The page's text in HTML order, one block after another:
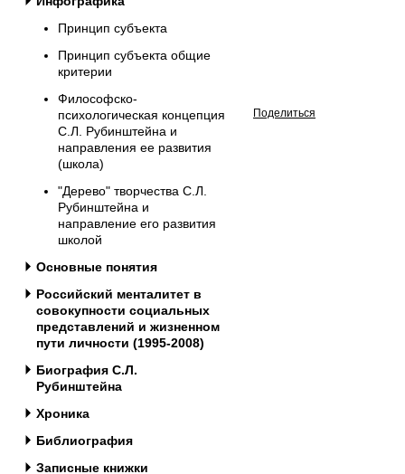
Принцип субъекта
Принцип субъекта общие
критерии
Философско-
психологическая концепция
С.Л. Рубинштейна и
направления ее развития
(школа)
"Дерево" творчества С.Л.
Рубинштейна и
направление его развития
школой
Основные понятия
Российский менталитет в
совокупности социальных
представлений и жизненном
пути личности (1995-2008)
Биография С.Л.
Рубинштейна
Хроника
Библиография
Записные книжки
Поделиться